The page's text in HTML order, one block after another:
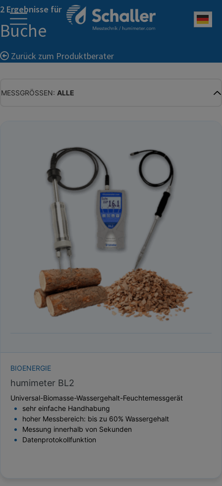
2 Ergebnisse für
Buche
Zurück zum Produktberater
MESSGRÖSSEN: ALLE
RELATIVE FEUCHTE
ABSOLUTE FEUCHTE
TEMPERATUR
GLEICHGEWICHTSFEUCHTE
WASSERAKTIVITÄT
TROCKENSUBSTANZ
HEKTOLITERGEWICHT
SCHÜTTDICHTE
BIOENERGIE
humimeter BL2
Universal-Biomasse-Wassergehalt-Feuchtemessgerät
sehr einfache Handhabung
hoher Messbereich: bis zu 60% Wassergehalt
Messung innerhalb von Sekunden
Datenprotokollfunktion